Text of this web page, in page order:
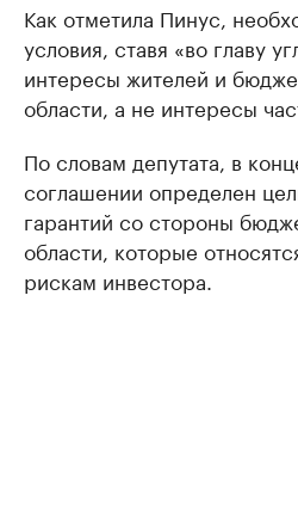
Как отметила Пинус,
условия, ставя «во главу
интересы жителей и
области, а не интересы
По словам депутата, в
соглашении определен
гарантий со стороны
области, которые
рискам инвестора.